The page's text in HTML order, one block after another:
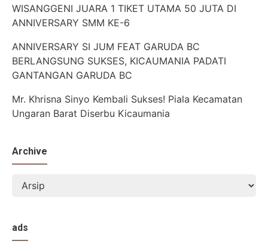
WISANGGENI JUARA 1 TIKET UTAMA 50 JUTA DI
ANNIVERSARY SMM KE-6
ANNIVERSARY SI JUM FEAT GARUDA BC
BERLANGSUNG SUKSES, KICAUMANIA PADATI
GANTANGAN GARUDA BC
Mr. Khrisna Sinyo Kembali Sukses! Piala Kecamatan
Ungaran Barat Diserbu Kicaumania
Archive
ads